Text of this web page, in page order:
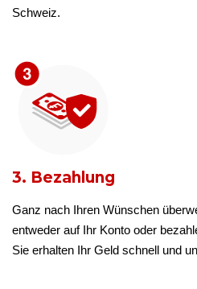
Schweiz.
3. Bezahlung
Ganz nach Ihren Wünschen
entweder auf Ihr Konto oder
Sie erhalten Ihr Geld schnell und